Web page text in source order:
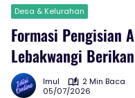
Desa & Kelurahan
Formasi Pengisian
Lebakwangi
Imul
2 Min Baca
05/07/2026